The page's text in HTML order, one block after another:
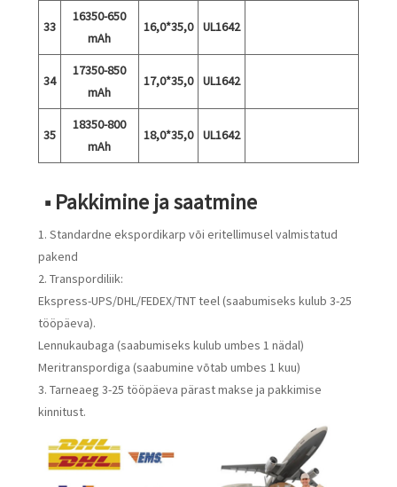
33
16350-650
mAh
16,0*35,0 UL1642
34
17350-850
mAh
17,0*35,0 UL1642
35
18350-800
mAh
18,0*35,0 UL1642
■ Pakkimine ja saatmine
1. Standardne ekspordikarp või eritellimusel valmistatud
pakend
2. Transpordiliik:
Ekspress-UPS/DHL/FEDEX/TNT teel (saabumiseks kulub 3-25
tööpäeva).
Lennukaubaga (saabumiseks kulub umbes 1 nädal)
Meritranspordiga (saabumine võtab umbes 1 kuu)
3. Tarneaeg 3-25 tööpäeva pärast makse ja pakkimise
kinnitust.